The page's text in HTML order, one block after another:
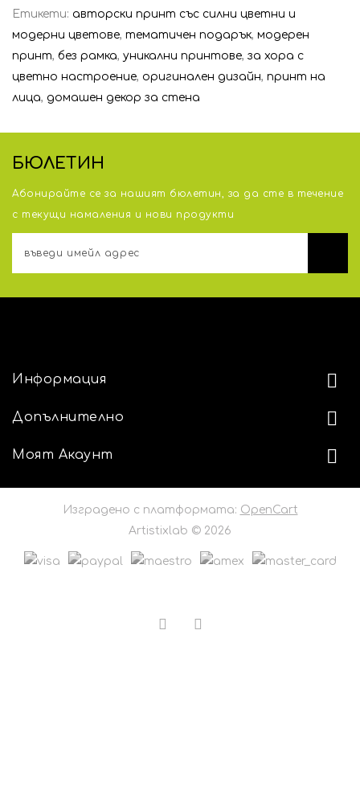
Етикети: авторски принт със силни цветни и
модерни цветове, тематичен подарък, модерен
принт, без рамка, уникални принтове, за хора с
цветно настроение, оригинален дизайн, принт на
лица, домашен декор за стена
БЮЛЕТИН
Абонирайте се за нашият бюлетин, за да сте в течение
с тeкущи намаления и нови продукти
Информация
Допълнително
Моят Акаунт
Изградено с платформата: OpenCart
Artistixlab © 2026